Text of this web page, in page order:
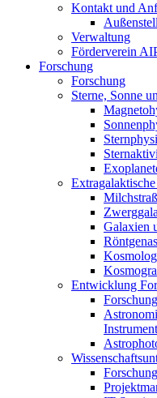
Kontakt und
Verwaltung
Förderverein
Forschung
Forschung
Sterne, Sonne
Galaxien
Entwicklung